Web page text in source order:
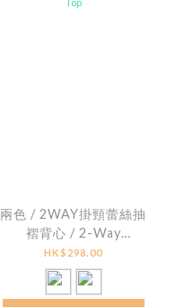
兩色 / 2WAY掛頸蕾絲抽
褶背心 / 2-Way
Textured Lace Ruched
Halter Top
HK$298.00